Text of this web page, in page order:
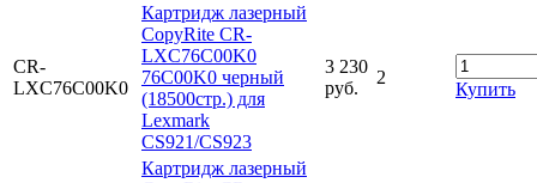
CR-
LXC76C00K0
Картридж лазерный
CopyRite CR-
LXC76C00K0
76C00K0 черный
(18500стр.) для
Lexmark
CS921/CS923
3 230
руб.
2
Купить
Картридж лазерный